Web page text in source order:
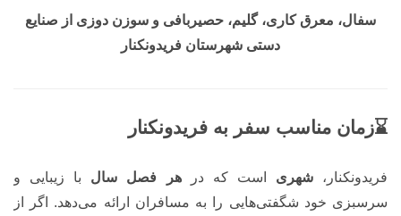
سفال، معرق کاری، گلیم، حصیربافی و سوزن دوزی از صنایع
دستی شهرستان فریدونکنار
⌛زمان مناسب سفر به فریدونکنار
فریدونکنار،شهری است که درهر فصل سال با زیبایی و
سرسبزی خود شگفتی‌هایی را به مسافران ارائه می‌دهد. اگر از